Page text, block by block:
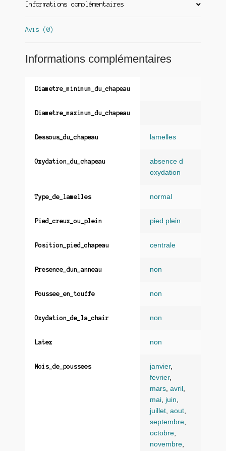
Informations complémentaires
Avis (0)
Informations complémentaires
Diametre_minimum_du_chapeau
Diametre_maximum_du_chapeau
Dessous_du_chapeau lamelles
Oxydation_du_chapeau
absence d
oxydation
Type_de_lamelles normal
Pied_creux_ou_plein pied plein
Position_pied_chapeau centrale
Presence_dun_anneau non
Poussee_en_touffe non
Oxydation_de_la_chair non
Latex non
Mois_de_poussees janvier,
fevrier,
mars, avril ,
mai, juin,
juillet, aout,
septembre,
octobre,
novembre,